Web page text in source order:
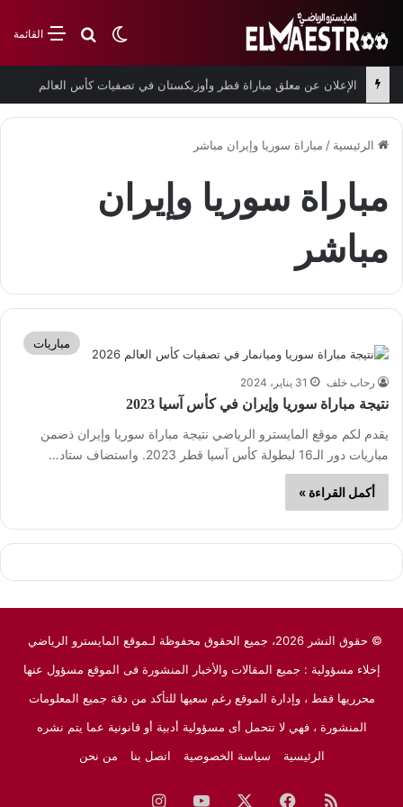
القائمةبحث عن
الوضع المظلم
الإعلان عن معلق مباراة قطر وأوزبكستان في تصفيات كأس العالم
الرئيسية / مباراة سوريا وإيران مباشر
مباراة سوريا وإيران
مباشر
مباريات
رحاب خلف 31 يناير، 2024
نتيجة مباراة سوريا وإيران في كأس آسيا 2023
يقدم لكم موقع المايسترو الرياضي نتيجة مباراة سوريا وإيران ذضمن
مباريات دور الـ16 لبطولة كأس آسيا قطر 2023. واستضاف ستاد…
أكمل القراءة »
© حقوق النشر 2026، جميع الحقوق محفوظة لـموقع المايسترو الرياضي
إخلاء مسؤولية : جميع المقالات والأخبار المنشورة فى الموقع مسؤول عنها
محرريها فقط ، وإدارة الموقع رغم سعيها للتأكد من دقة جميع المعلومات
المنشورة ، فهي لا تتحمل أى مسؤولية أدبية أو قانونية عما يتم نشره
الرئيسية
سياسة الخصوصية اتصل بنا من نحن
ملخصفيسبوك ‫YouTubeانستقرام